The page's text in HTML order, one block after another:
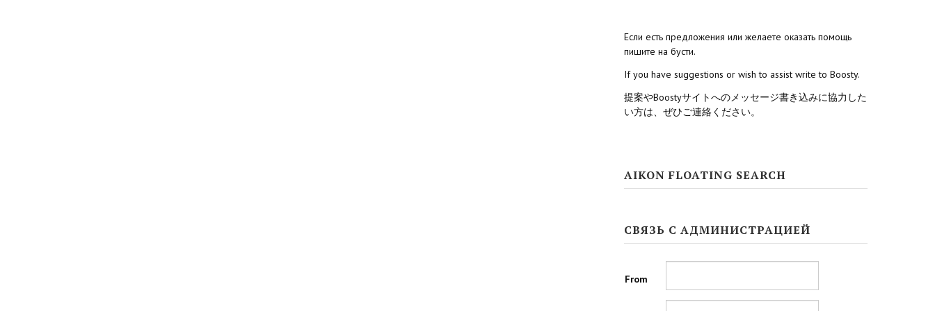
Если есть предложения или желаете оказать помощь
пишите на бусти.
If you have suggestions or wish to assist write to Boosty.
提案やBoostyサイトへのメッセージ書き込みに協力した
い方は、ぜひご連絡ください。
AIKON FLOATING SEARCH
СВЯЗЬ С АДМИНИСТРАЦИЕЙ
From